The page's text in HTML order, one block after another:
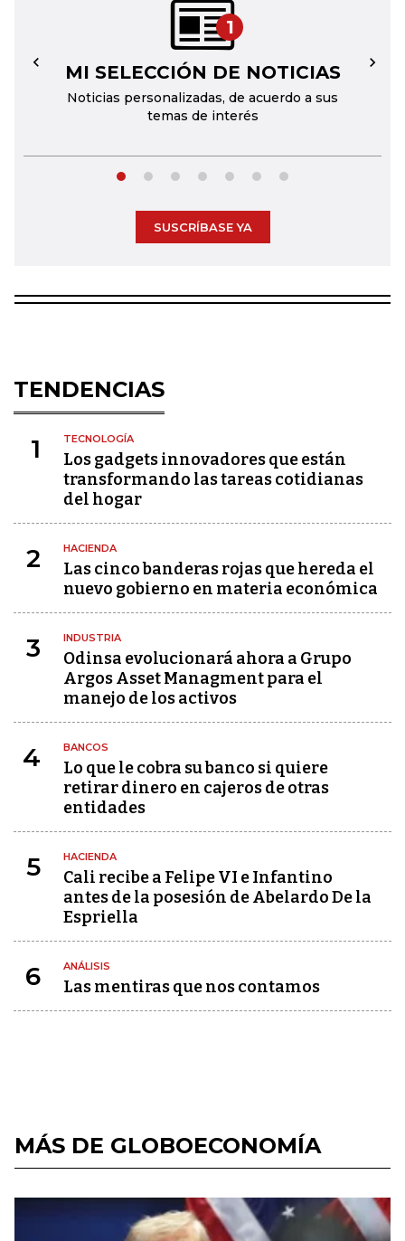
1
MI SELECCIÓN DE NOTICIAS
Noticias personalizadas, de acuerdo a sus
temas de interés
← →
SUSCRÍBASE YA
TENDENCIAS
1 TECNOLOGÍA
Los gadgets innovadores que están
transformando las tareas cotidianas
del hogar
2 HACIENDA
Las cinco banderas rojas que hereda el
nuevo gobierno en materia económica
3 INDUSTRIA
Odinsa evolucionará ahora a Grupo
Argos Asset Managment para el
manejo de los activos
4 BANCOS
Lo que le cobra su banco si quiere
retirar dinero en cajeros de otras
entidades
5 HACIENDA
Cali recibe a Felipe VI e Infantino
antes de la posesión de Abelardo De la
Espriella
6 ANÁLISIS
Las mentiras que nos contamos
MÁS DE GLOBOECONOMÍA